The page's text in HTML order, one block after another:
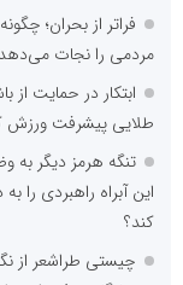
فراتر از بحران؛
مردمی را نجات
ابتکار در حمایت
طلایی پیشرفت ورزش
تنگه هرمز دیگر به
این آبراه راهبردی را
کند؟
چیستی طراشعر از